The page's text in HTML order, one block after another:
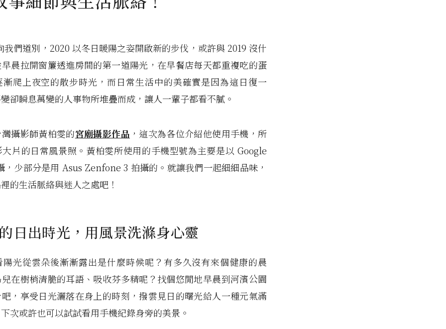
我們道別，2020 以冬日暖陽之姿開啟新的步伐，或許與 2019 沒什
晨拉開窗簾透進房間的第一道陽光，在早餐店每天都重複吃的蛋
爬上夜空的散步時光，而日常生活中的美確實是因為這日復一
卻瞬息萬變的人事物所堆疊而成，讓人一輩子都看不膩。
攝影師黃柏雯的宮廟攝影作品 ，這次為各位介紹他使用手機，所
片的日常風景照。黃柏雯所使用的手機型號為主要是以 Google
，少部分是用 Asus Zenfone 3 拍攝的。就讓我們一起細細品味，
的生活脈絡與迷人之處吧！
日出時光，用風景洗滌身心靈
光從雲朵後漸漸露出是什麼時候呢？有多久沒有來個健康的晨
在樹梢清脆的耳語、吸收芬多精呢？找個悠閒地早晨到河濱公園
，享受日光灑落在身上的時刻，撥雲見日的曙光給人一種元氣滿
次或許也可以試試看用手機紀錄身旁的美景。